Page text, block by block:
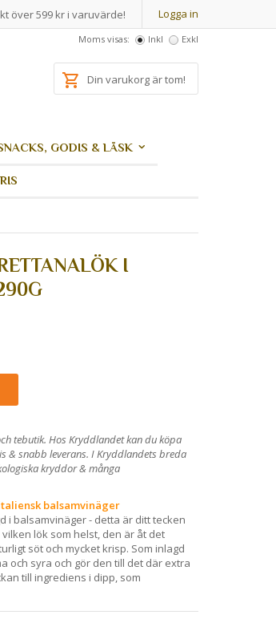
Logga in
över 599 kr i varuvärde!
Moms visas: Inkl Exkl
Din varukorg är tom!
GODIS & LÄSK
I
tebutik. Hos Kryddlandet kan du köpa
& snabb leverans. I Kryddlandets breda
kryddor & många
balsamvinäger
i balsamvinäger - detta är ditt tecken
lök som helst, den är åt det
söt och mycket krisp. Som inlagd
och syra och gör den till det där extra
till ingrediens i dipp, som